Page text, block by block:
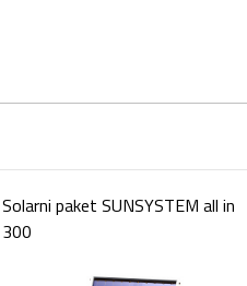
Solarni paket SUNSYSTEM all in
300